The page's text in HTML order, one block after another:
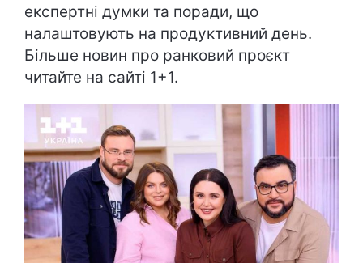
експертні думки та поради, що
налаштовують на продуктивний день.
Більше новин про ранковий проєкт
читайте на сайті 1+1.